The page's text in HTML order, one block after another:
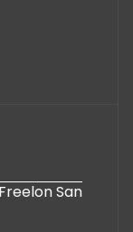
San